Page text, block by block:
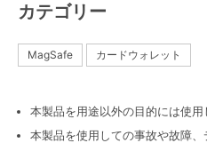
カテゴリー
MagSafe カードウォレット
本製品を用途以外の目的には使用
本製品を使用しての事故や故障